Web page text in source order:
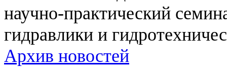
научно-практический
гидравлики и
Архив новостей